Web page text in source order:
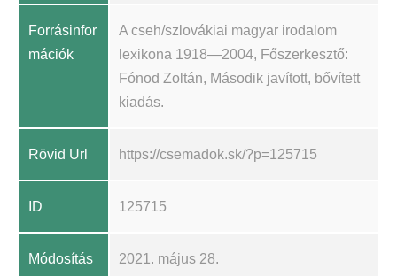
Forrásinfor
mációk
A cseh/szlovákiai magyar irodalom
lexikona 1918—2004, Főszerkesztő:
Fónod Zoltán, Második javított, bővített
kiadás.
Rövid Url https://csemadok.sk/?p=125715
ID 125715
Módosítás
2021. május 28.